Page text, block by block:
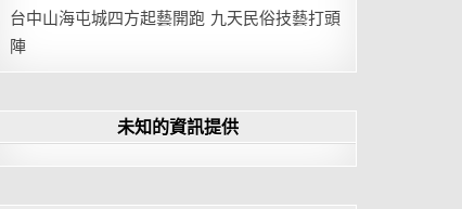
台中山海屯城四方起藝開跑 九天民俗技藝打頭
陣
未知的資訊提供